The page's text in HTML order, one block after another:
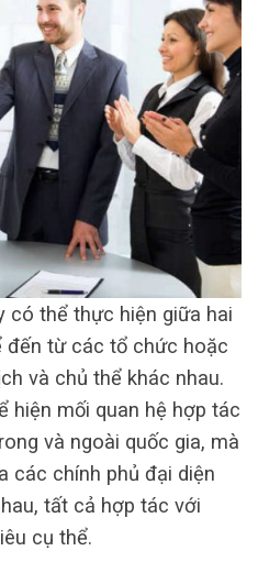
có thể thực hiện giữa hai
đến từ các tổ chức hoặc
và chủ thể khác nhau.
hiện mối quan hệ hợp tác
và ngoài quốc gia, mà
các chính phủ đại diện
tất cả hợp tác với
cụ thể.